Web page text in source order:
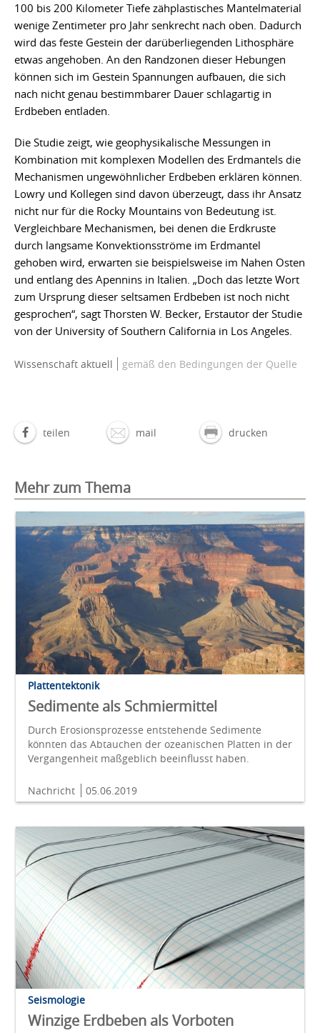
100 bis 200 Kilometer Tiefe zähplastisches Mantelmaterial
wenige Zentimeter pro Jahr senkrecht nach oben. Dadurch
wird das feste Gestein der darüberliegenden Lithosphäre
etwas angehoben. An den Randzonen dieser Hebungen
können sich im Gestein Spannungen aufbauen, die sich
nach nicht genau bestimmbarer Dauer schlagartig in
Erdbeben entladen.
Die Studie zeigt, wie geophysikalische Messungen in
Kombination mit komplexen Modellen des Erdmantels die
Mechanismen ungewöhnlicher Erdbeben erklären können.
Lowry und Kollegen sind davon überzeugt, dass ihr Ansatz
nicht nur für die Rocky Mountains von Bedeutung ist.
Vergleichbare Mechanismen, bei denen die Erdkruste
durch langsame Konvektionsströme im Erdmantel
gehoben wird, erwarten sie beispielsweise im Nahen Osten
und entlang des Apennins in Italien. „Doch das letzte Wort
zum Ursprung dieser seltsamen Erdbeben ist noch nicht
gesprochen“, sagt Thorsten W. Becker, Erstautor der Studie
von der University of Southern California in Los Angeles.
Wissenschaft aktuell gemäß den Bedingungen der Quelle
teilen mail drucken
Mehr zum Thema
Plattentektonik
Sedimente als Schmiermittel
Durch Erosionsprozesse entstehende Sedimente
könnten das Abtauchen der ozeanischen Platten in der
Vergangenheit maßgeblich beeinflusst haben.
Nachricht 05.06.2019
Seismologie
Winzige Erdbeben als Vorboten